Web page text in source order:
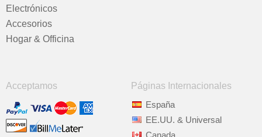
Electrónicos
Accesorios
Hogar & Officina
Acceptamos
Páginas Internacionales
España
EE.UU. & Universal
Canada